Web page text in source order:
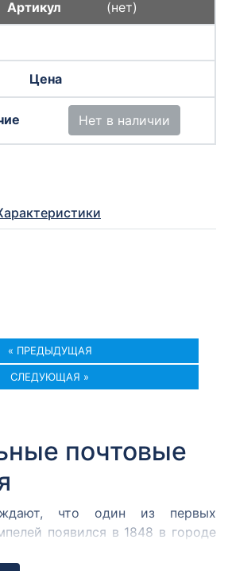
(нет)
Нет в наличии
« ПРЕДЫДУЩАЯ
СЛЕДУЮЩАЯ »
почтовые
что один из первых
появился в 1848 в городе